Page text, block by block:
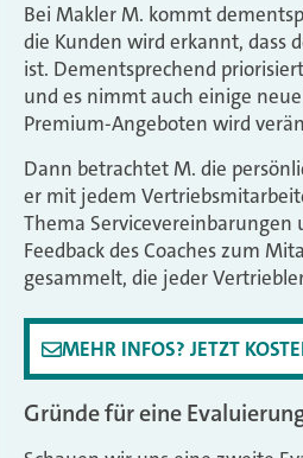
Bei Makler M. kommt
die Kunden wird erkannt, dass
ist. Dementsprechend
und es nimmt auch einige
Premium-Angeboten wird
Dann betrachtet M. die
er mit jedem
Thema
Feedback des Coaches zum
gesammelt, die jeder
MEHR INFOS? JETZT
Gründe für eine